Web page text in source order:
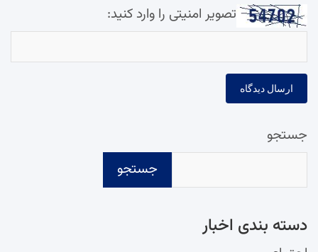
تصویر امنیتی را وارد کنید:
جستجو
جستجو
دسته‌ بندی اخبار